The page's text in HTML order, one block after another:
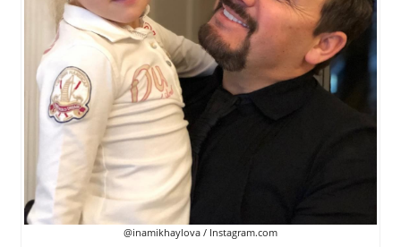
@inamikhaylova / Instagram.com